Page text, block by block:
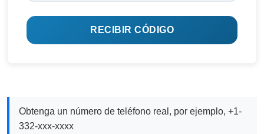
RECIBIR CÓDIGO
Obtenga un número de teléfono real, por ejemplo, +1-
332-xxx-xxxx